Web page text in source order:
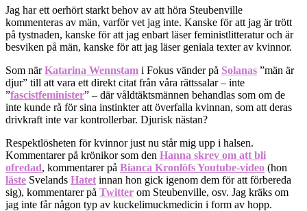
Jag har ett oerhört starkt behov av att höra Steubenville
kommenteras av män, varför vet jag inte. Kanske för att jag är trött
på tystnaden, kanske för att jag enbart läser feministlitteratur och är
besviken på män, kanske för att jag läser geniala texter av kvinnor.
Som närKatarina Wennstam i Fokus vänder på Solanas ”män är
djur” till att vara ett direkt citat från våra rättssalar – inte
”fascistfeminister” – där våldtäktsmännen behandlas som om de
inte kunde rå för sina instinkter att överfalla kvinnan, som att deras
drivkraft inte var kontrollerbar. Djurisk nästan?
Respektlösheten för kvinnor just nu står mig upp i halsen.
Kommentarer på krönikor som den Hanna skrev om att bli
ofredad, kommentarer på Bianca Kronlöfs Youtube-video (hon
läste Svelands Hatet innan hon gick igenom dem för att förbereda
sig), kommentarer på Twitter om Steubenville, osv. Jag kräks om
jag inte får någon typ av kuckelimuckmedicin i form av hopp.